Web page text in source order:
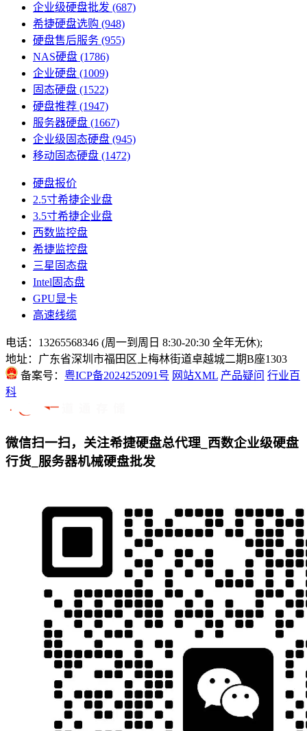
企业级硬盘批发 (687)
希捷硬盘选购 (948)
硬盘售后服务 (955)
NAS硬盘 (1786)
企业硬盘 (1009)
固态硬盘 (1522)
硬盘推荐 (1947)
服务器硬盘 (1667)
企业级固态硬盘 (945)
移动固态硬盘 (1472)
硬盘报价
2.5寸希捷企业盘
3.5寸希捷企业盘
西数监控盘
希捷监控盘
三星固态盘
Intel固态盘
GPU显卡
高速线缆
电话：13265568346 (周一到周日 8:30-20:30 全年无休);
地址：广东省深圳市福田区上梅林街道卓越城二期B座1303
备案号： 粤ICP备2024252091号 网站XML 产品疑问 行业百
科
微信扫一扫，关注希捷硬盘总代理_西数企业级硬盘
行货_服务器机械硬盘批发